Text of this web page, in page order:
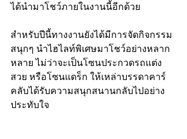
ได้นำมาโชว์ภายในงานนี้อีกด้วย
สำหรับปีนี้ทางงานยังได้มีการจัดกิจกรรม
สนุกๆ นำไฮไลท์พิเศษมาโชว์อย่างหลาก
หลาย ไม่ว่าจะเป็นโซนประกวดรถแต่ง
สวย หรือโซนแดร็ก ให้เหล่าบรรดาคาร์
คลับได้รับความสนุกสนานกลับไปอย่าง
ประทับใจ